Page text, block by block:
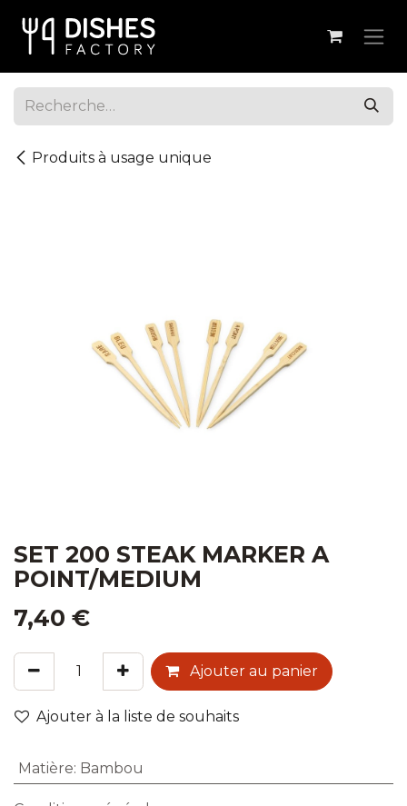
Produits à usage unique
SET 200 STEAK MARKER A
POINT/MEDIUM
7,40 €
Ajouter au panier
Ajouter à la liste de souhaits
Matière: Bambou